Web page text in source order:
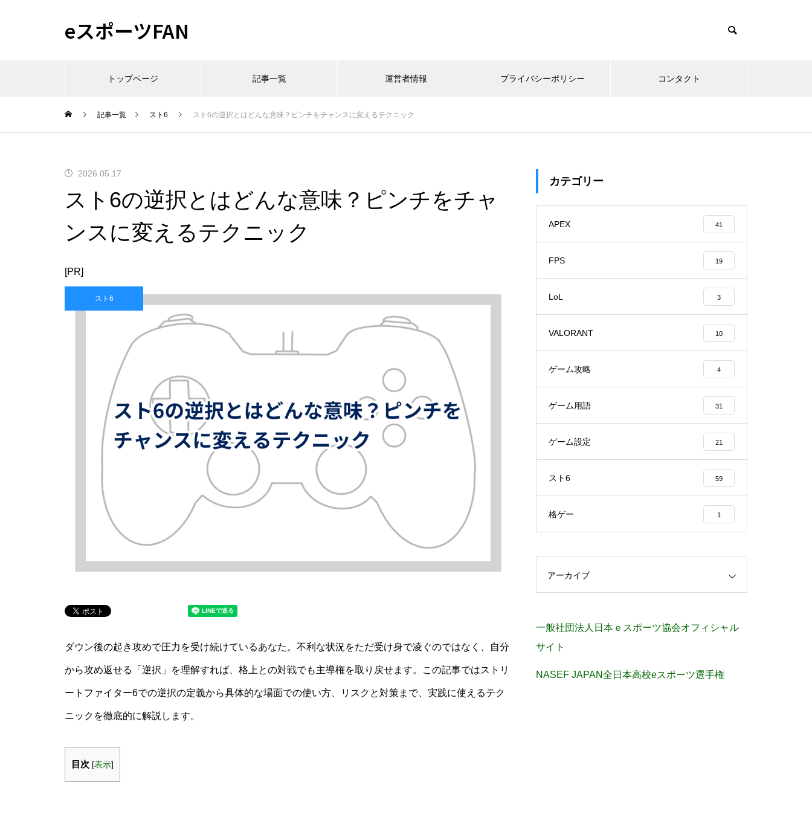
eスポーツFAN
トップページ 記事一覧 運営者情報 プライバシーポリシー コンタクト
記事一覧 スト6 スト6の逆択とはどんな意味？ピンチをチャンスに変えるテクニック
2026.05.17
スト6の逆択とはどんな意味？ピンチをチャ
ンスに変えるテクニック
[PR]
スト6
ダウン後の起き攻めで圧力を受け続けているあなた。不利な状況をただ受け身で凌ぐのではなく、自分
から攻め返せる「逆択」を理解すれば、格上との対戦でも主導権を取り戻せます。この記事ではストリ
ートファイター6での逆択の定義から具体的な場面での使い方、リスクと対策まで、実践に使えるテク
ニックを徹底的に解説します。
目次 [表示]
カテゴリー
APEX 41
FPS 19
LoL 3
VALORANT 10
ゲーム攻略 4
ゲーム用語 31
ゲーム設定 21
スト6 59
格ゲー 1
アーカイブ
一般社団法人日本ｅスポーツ協会オフィシャル
サイト
NASEF JAPAN全日本高校eスポーツ選手権